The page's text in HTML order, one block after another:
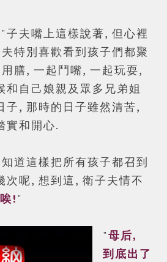
"子夫嘴上這樣說著, 但心裡
特別喜歡看到孩子們都聚
膳, 一起鬥嘴, 一起玩耍,
和自己娘親及眾多兄弟姐
子, 那時的日子雖然清苦,
實和開心.
道這樣把所有孩子都召到
次呢, 想到這, 衛子夫情不
唉!"
"母后,
到底出了